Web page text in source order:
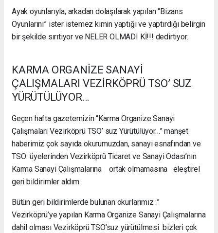
Ayak oyunlarıyla, arkadan dolaşılarak yapılan “Bizans
Oyunlarını” ister istemez kimin yaptığı ve yaptırdığı belirgin
bir şekilde sırıtıyor ve NELER OLMADI Kİ!!! dedirtiyor.
KARMA ORGANİZE SANAYİ
ÇALIŞMALARI VEZİRKÖPRÜ TSO’ SUZ
YÜRÜTÜLÜYOR…
Geçen hafta gazetemizin “Karma Organize Sanayi
Çalışmaları Vezirköprü TSO’ suz Yürütülüyor…” manşet
haberimiz çok sayıda okurumuzdan, sanayi esnafından ve
TSO üyelerinden Vezirköprü Ticaret ve Sanayi Odası’nın
Karma Sanayi Çalışmalarına ortak olmamasına eleştirel
geri bildirimler aldım.
Bütün geri bildirimlerde bulunan okurlarımız :”
Vezirköprü’ye yapılan Karma Organize Sanayi Çalışmalarına
dahil olması Vezirköprü TSO’suz yürütülmesi bizleri çok